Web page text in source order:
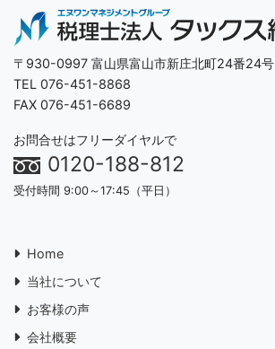
〒930-0997 富山県富山市新庄北町24番24号
TEL 076-451-8868
FAX 076-451-6689
お問合せはフリーダイヤルで
0120-188-812
受付時間 9:00～17:45（平日）
Home
当社について
お客様の声
会社概要